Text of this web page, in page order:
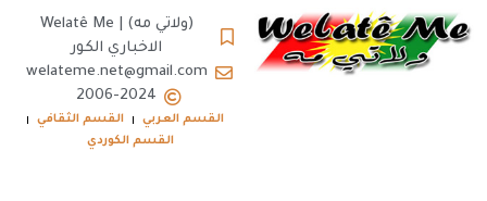
(ولاتي مه) | Welatê Me
الاخباري الكور
welateme.net@gmail.com
2006-2024
القسم العربي
القسم الثقافي
القسم الكوردي